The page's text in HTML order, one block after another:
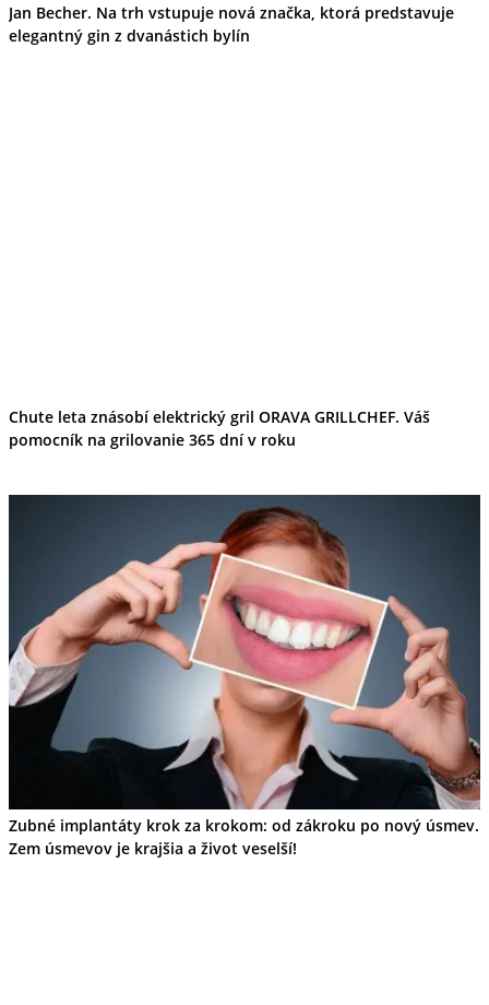
Jan Becher. Na trh vstupuje nová značka, ktorá predstavuje
elegantný gin z dvanástich bylín
Chute leta znásobí elektrický gril ORAVA GRILLCHEF. Váš
pomocník na grilovanie 365 dní v roku
Zubné implantáty krok za krokom: od zákroku po nový úsmev.
Zem úsmevov je krajšia a život veselší!